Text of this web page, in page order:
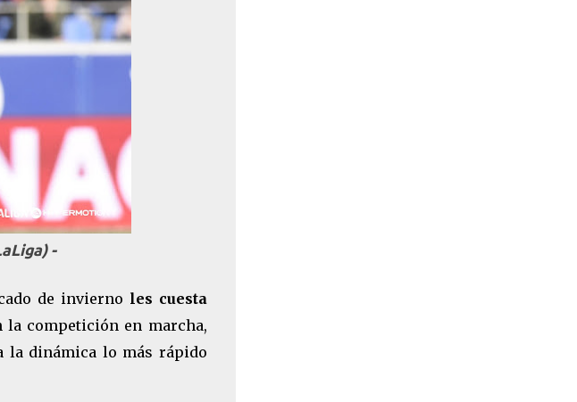
-
de invierno les cuesta
la competición en marcha,
la dinámica lo más rápido